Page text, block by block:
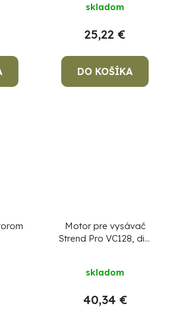
skladom
25,22 €
DO KOŠÍKA
Motor pre vysávač
Strend Pro VC128, diel
skladom
40,34 €